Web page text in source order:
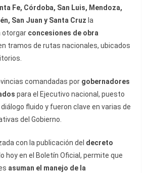
Fe, Córdoba, San Luis, Mendoza,
San Juan y Santa Cruz la
otorgar concesiones de obra
tramos de rutas nacionales, ubicados
comandadas por gobernadores
para el Ejecutivo nacional, puesto
fluido y fueron clave en varias de
del Gobierno.
con la publicación del decreto
hoy en el Boletín Oficial, permite que
asuman el manejo de la